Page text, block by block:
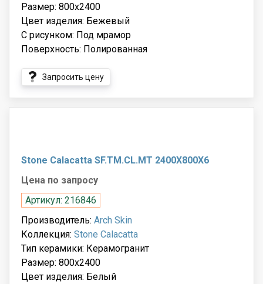
Размер: 800x2400
Цвет изделия: Бежевый
С рисунком: Под мрамор
Поверхность: Полированная
Запросить цену
Stone Calacatta SF.TM.CL.MT 2400X800X6
Цена по запросу
Артикул: 216846
Производитель: Arch Skin
Коллекция: Stone Calacatta
Тип керамики: Керамогранит
Размер: 800x2400
Цвет изделия: Белый